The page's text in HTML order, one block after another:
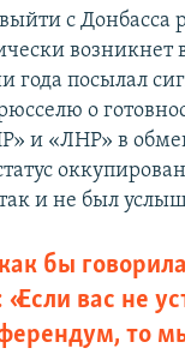
с Донбасса
возникнет
года посылал
о
и «ЛНР» в
и не был
бы говорила
вас не
то